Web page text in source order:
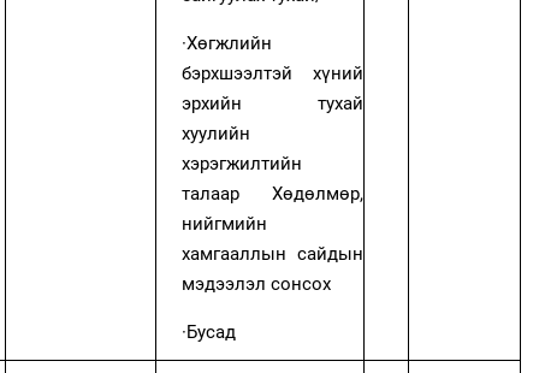
·Хөгжлийн
бэрхшээлтэй хүний
эрхийн тухай
хуулийн
хэрэгжилтийн
талаар Хөдөлмөр,
нийгмийн
хамгааллын сайдын
мэдээлэл сонсох
·Бусад